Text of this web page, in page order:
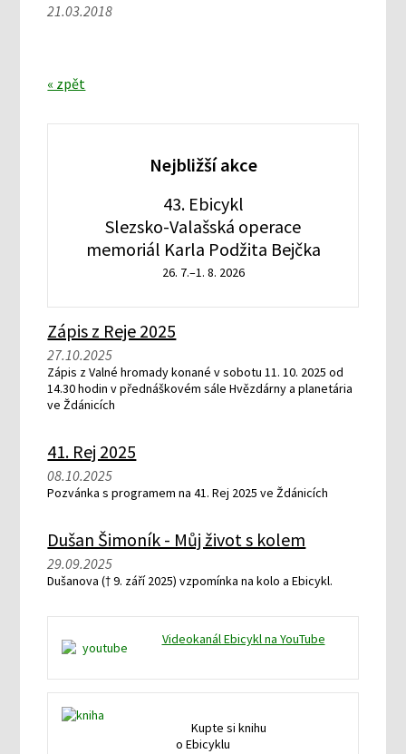
21.03.2018
« zpět
Nejbližší akce
43. Ebicykl
Slezsko-Valašská operace
memoriál Karla Podžita Bejčka
26. 7.–1. 8. 2026
Zápis z Reje 2025
27.10.2025
Zápis z Valné hromady konané v sobotu 11. 10. 2025 od
14.30 hodin v přednáškovém sále Hvězdárny a planetária
ve Ždánicích
41. Rej 2025
08.10.2025
Pozvánka s programem na 41. Rej 2025 ve Ždánicích
Dušan Šimoník - Můj život s kolem
29.09.2025
Dušanova († 9. září 2025) vzpomínka na kolo a Ebicykl.
Videokanál Ebicykl na YouTube
Kupte si knihu
o Ebicyklu